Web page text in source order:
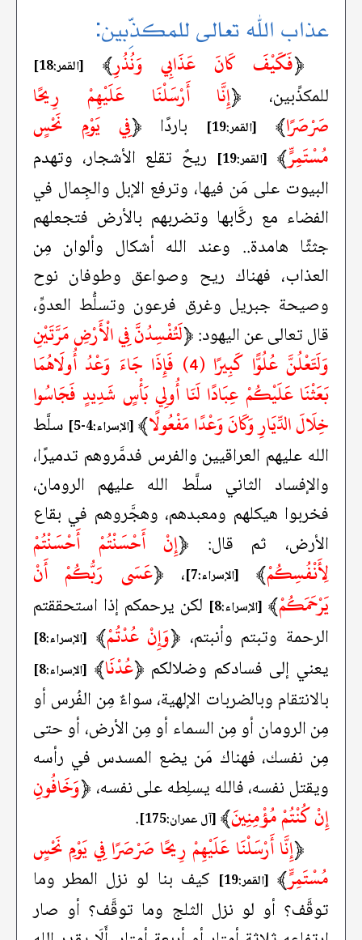
عذاب الله تعالى للمكذِّبين:
﴿فَكَيْفَ كَانَ عَذَابِي وَنُذُرِ﴾ [القمر:18]
للمكذِّبين، ﴿إِنَّا أَرْسَلْنَا عَلَيْهِمْ رِيحًا
صَرْصَرًا﴾ [القمر:19] باردًا ﴿فِي يَوْمِ نَحْسٍ
مُسْتَمِرٍّ﴾ [القمر:19]
ريحٌ تقلع الأشجار، وتهدم
البيوت على مَن فيها، وترفع الإبل والجِمال في
الفضاء مع ركَّابها وتضربهم بالأرض فتجعلهم
جثثًا هامدة.. وعند الله أشكال وألوان مِن
العذاب، فهناك ريح وصواعق وطوفان نوح
وصيحة جبريل وغرق فرعون وتسلُّط العدوِّ،
قال تعالى عن اليهود:﴿لَتُفْسِدُنَّ فِي الْأَرْضِ مَرَّتَيْنِ
وَلَتَعْلُنَّ عُلُوًّا كَبِيرًا (4) فَإِذَا جَاءَ وَعْدُ أُولَاهُمَا
بَعَثْنَا عَلَيْكُمْ عِبَادًا لَنَا أُولِي بَأْسٍ شَدِيدٍ فَجَاسُوا
خِلَالَ الدِّيَارِ وَكَانَ وَعْدًا مَفْعُولًا﴾ [الإسراء:4-5]
سلَّط
الله عليهم العراقيين والفرس فدمَّروهم تدميرًا،
والإفساد الثاني سلَّط الله عليهم الرومان،
فخربوا هيكلهم ومعبدهم، وهجَّروهم في بقاع
الأرض، ثم قال: ﴿إِنْ أَحْسَنْتُمْ أَحْسَنْتُمْ
لِأَنْفُسِكُمْ﴾ [الإسراء:7] ، ﴿عَسَى رَبُّكُمْ أَنْ
يَرْحَمَكُمْ﴾ [الإسراء:8]
لكن يرحمكم إذا استحققتم
الرحمة وتبتم وأنبتم، ﴿وَإِنْ عُدْتُمْ﴾ [الإسراء:8]
يعني إلى فسادكم وضلالكم ﴿عُدْنَا﴾ [الإسراء:8]
بالانتقام وبالضربات الإلهية، سواءٌ مِن الفُرس أو
مِن الرومان أو مِن السماء أو مِن الأرض، أو حتى
مِن نفسك، فهناك مَن يضع المسدس في رأسه
ويقتل نفسه، فالله يسلِطه على نفسه، ﴿وَخَافُونِ
إِنْ كُنْتُمْ مُؤْمِنِينَ﴾ [آل عمران:175] .
﴿إِنَّا أَرْسَلْنَا عَلَيْهِمْ رِيحًا صَرْصَرًا فِي يَوْمِ نَحْسٍ
مُسْتَمِرٍّ﴾ [القمر:19]
كيف بنا لو نزل المطر وما
توقَّف؟ أو لو نزل الثلج وما توقَّف؟ أو صار